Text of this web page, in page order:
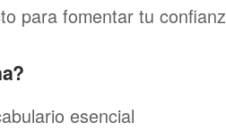
para fomentar tu
esencial